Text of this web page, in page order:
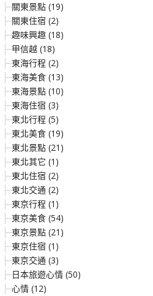
關東景點 (19)
關東住宿 (2)
趣味興趣 (18)
甲信越 (18)
東海行程 (2)
東海美食 (13)
東海景點 (10)
東海住宿 (3)
東北行程 (5)
東北美食 (19)
東北景點 (21)
東北其它 (1)
東北住宿 (2)
東北交通 (2)
東京行程 (1)
東京美食 (54)
東京景點 (21)
東京住宿 (1)
東京交通 (3)
日本旅遊心情 (50)
心情 (12)